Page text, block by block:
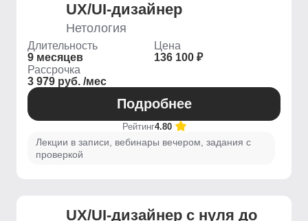
UX/UI-дизайнер
Нетология
Длительность
9 месяцев
Цена
136 100 ₽
Рассрочка
3 979 руб. /мес
Подробнее
Рейтинг4.80
Лекции в записи, вебинары вечером, задания с
проверкой
UX/UI-дизайнер с нуля до